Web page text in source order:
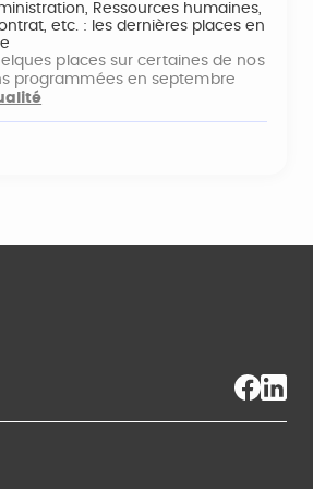
Ressources humaines,
etc. : les dernières places en
places sur certaines de nos
programmées en septembre